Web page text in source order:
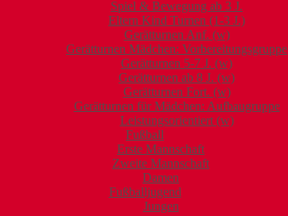
Spiel & Bewegung ab 3 J.
Eltern Kind Turnen (1-3 J.)
Gerätturnen Anf. (w)
Gerätturnen Mädchen: Vorbereitungsgruppe
Gerätturnen 5-7 J. (w)
Gerätturnen ab 8 J. (w)
Gerätturnen Fort. (w)
Gerätturnen für Mädchen: Aufbaugruppe
Leistungsorientiert (w)
Fußball
Erste Mannschaft
Zweite Mannschaft
Damen
Fußballjugend
Jungen